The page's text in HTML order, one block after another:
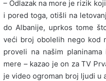
– Odlazak na more je rizik
i pored toga, otišli na
do Albanije, uprkos tome
veći broj obolelih nego kod
proveli na našim
mere – kazao je on za TV
je video ogroman broj ljudi u